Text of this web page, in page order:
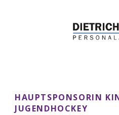
HAUPTSPONSORIN
JUGENDHOCKEY